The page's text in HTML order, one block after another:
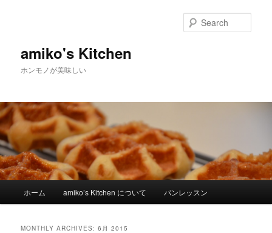
amiko's Kitchen
ホンモノが美味しい
Skip to primary content
Skip to secondary content
ホーム amiko’s Kitchen について パンレッスン
MONTHLY ARCHIVES:6月 2015